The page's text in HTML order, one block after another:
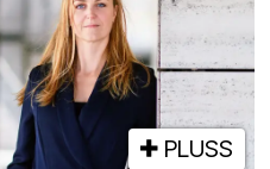
PLUSS